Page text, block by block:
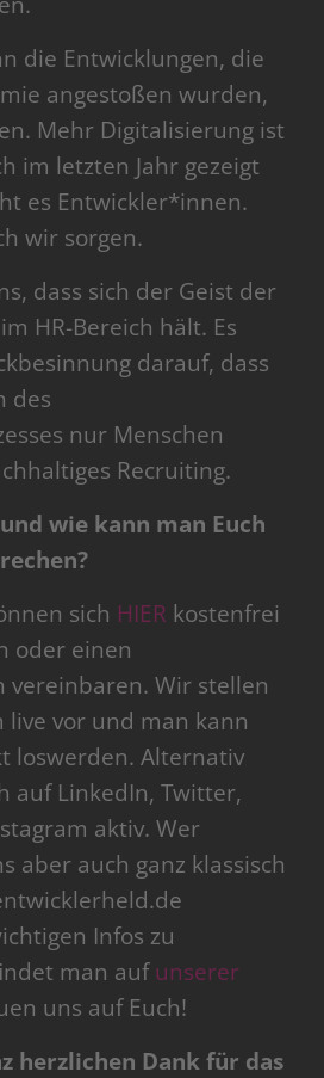
die Entwicklungen, die
angestoßen wurden,
Mehr Digitalisierung ist
im letzten Jahr gezeigt
es Entwickler*innen.
wir sorgen.
dass sich der Geist der
HR-Bereich hält. Es
darauf, dass
des
nur Menschen
Recruiting.
und wie kann man Euch
sich HIER ​ kostenfrei
oder einen
vereinbaren. Wir stellen
vor und man kann
loswerden. Alternativ
auf ​LinkedIn​, ​Twitter​,
aktiv. Wer
aber auch ganz klassisch
Infos zu
man aufunserer ​
uns auf Euch!
herzlichen Dank für das